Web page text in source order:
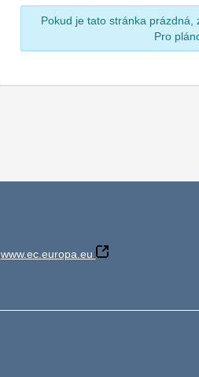
Pokud je tato stránka prázdná,
Pro
www.ec.europa.eu